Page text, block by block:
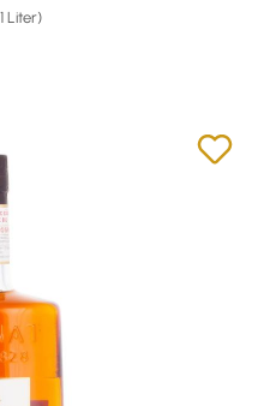
Liter)